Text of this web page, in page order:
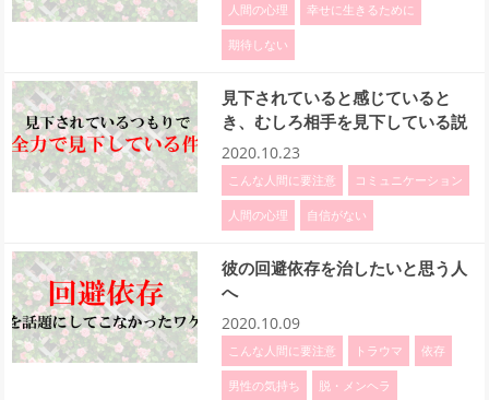
人間の心理 幸せに生きるために
期待しない
見下されていると感じていると
き、むしろ相手を見下している説
2020.10.23
こんな人間に要注意 コミュニケーション
人間の心理 自信がない
彼の回避依存を治したいと思う人
へ
2020.10.09
こんな人間に要注意 トラウマ 依存
男性の気持ち 脱・メンヘラ